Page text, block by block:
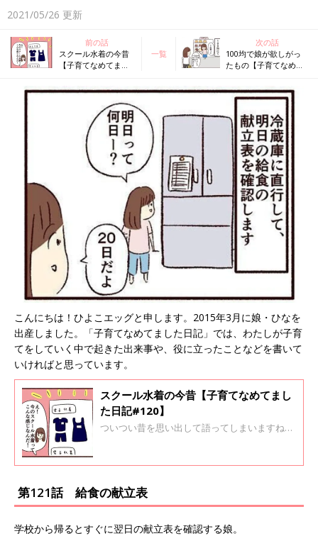
2021/05/26 更新
前の話
スクール水着の今昔
【子育てなめてまし
一覧
次の話
100均で娘が欲しがっ
たもの【子育てなめて
こんにちは！ひよこエッグと申します。2015年3月に娘・ひなを
出産しました。「子育てなめてました日記」では、わたしが子育
てをしていく中で起きた出来事や、役に立ったことなどを書いて
いければと思っています。
スクール水着の今昔【子育てなめてまし
た日記#120】
ついつい昔を思い出して語ってしまいますね…
第121話 給食の献立表
学校から帰るとすぐに翌日の献立表を確認する娘。